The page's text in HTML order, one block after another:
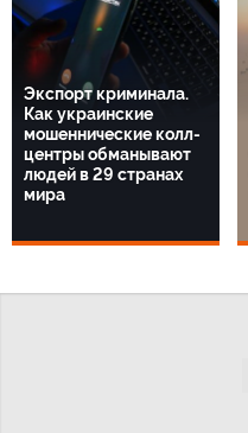
Экспорт криминала.
Как украинские
мошеннические колл-
центры обманывают
людей в 29 странах
мира